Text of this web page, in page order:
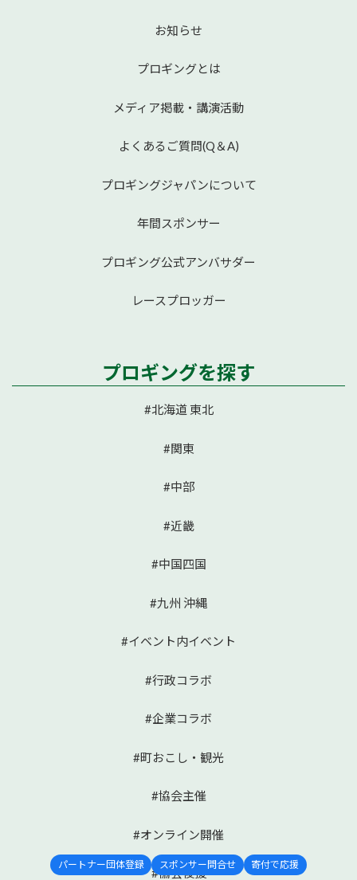
パートナー団体登録 スポンサー問合せ 寄付で応援
お知らせ
プロギングとは
メディア掲載・講演活動
よくあるご質問(Q＆A)
プロギングジャパンについて
年間スポンサー
プロギング公式アンバサダー
レースプロッガー
プロギングを探す
#北海道 東北
#関東
#中部
#近畿
#中国四国
#九州 沖縄
#イベント内イベント
#行政コラボ
#企業コラボ
#町おこし・観光
#協会主催
#オンライン開催
#協会後援